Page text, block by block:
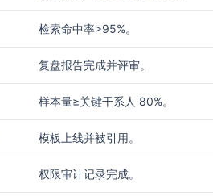
检索命中率>95%。
复盘报告完成并评审。
样本量≥关键干系人 80%。
模板上线并被引用。
权限审计记录完成。